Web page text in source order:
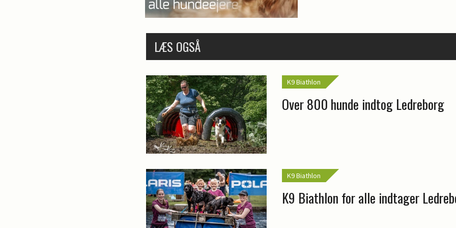
LÆS OGSÅ
K9 Biathlon
Over 800 hunde indtog Ledreborg
K9 Biathlon
K9 Biathlon for alle indtager